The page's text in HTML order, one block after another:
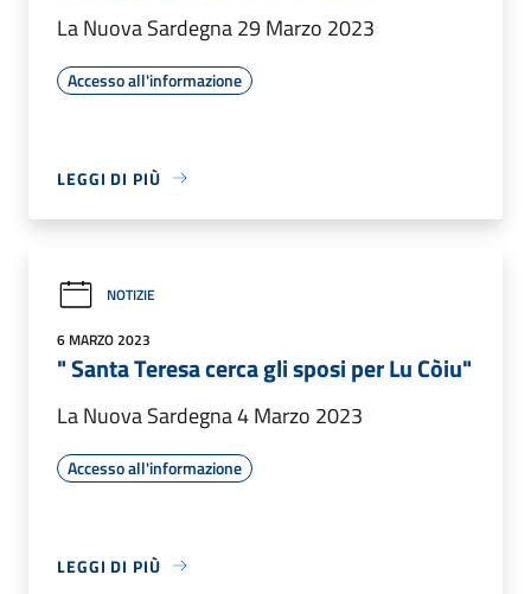
La Nuova Sardegna 29 Marzo 2023
Accesso all'informazione
LEGGI DI PIÙ
NOTIZIE
6 MARZO 2023
" Santa Teresa cerca gli sposi per Lu Còiu"
La Nuova Sardegna 4 Marzo 2023
Accesso all'informazione
LEGGI DI PIÙ